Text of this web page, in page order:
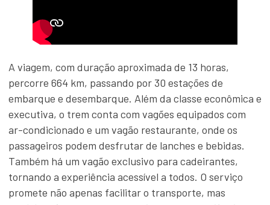
A viagem, com duração aproximada de 13 horas,
percorre 664 km, passando por 30 estações de
embarque e desembarque. Além da classe econômica e
executiva, o trem conta com vagões equipados com
ar-condicionado e um vagão restaurante, onde os
passageiros podem desfrutar de lanches e bebidas.
Também há um vagão exclusivo para cadeirantes,
tornando a experiência acessível a todos. O serviço
promete não apenas facilitar o transporte, mas